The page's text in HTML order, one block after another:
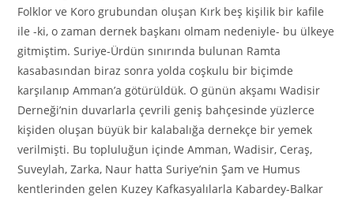
Folklor ve Koro grubundan oluşan Kırk beş kişilik bir kafile
ile -ki, o zaman dernek başkanı olmam nedeniyle- bu ülkeye
gitmiştim. Suriye-Ürdün sınırında bulunan Ramta
kasabasından biraz sonra yolda coşkulu bir biçimde
karşılanıp Amman’a götürüldük. O günün akşamı Wadisir
Derneği’nin duvarlarla çevrili geniş bahçesinde yüzlerce
kişiden oluşan büyük bir kalabalığa dernekçe bir yemek
verilmişti. Bu topluluğun içinde Amman, Wadisir, Ceraş,
Suveylah, Zarka, Naur hatta Suriye’nin Şam ve Humus
kentlerinden gelen Kuzey Kafkasyalılarla Kabardey-Balkar